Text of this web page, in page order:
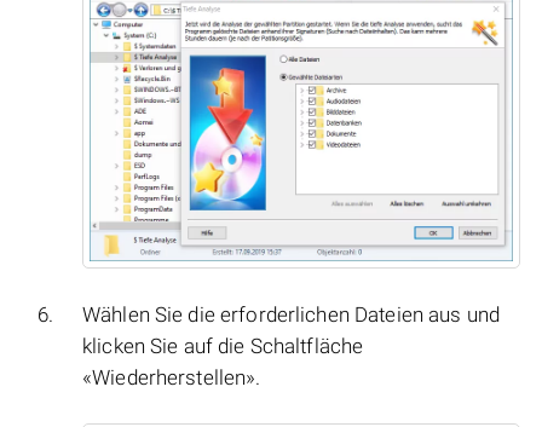
Wählen Sie die erforderlichen Dateien aus und
klicken Sie auf die Schaltfläche
«Wiederherstellen».